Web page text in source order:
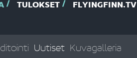
TULOKSET FLYINGFINN.TV
Uutiset Kuvagalleria